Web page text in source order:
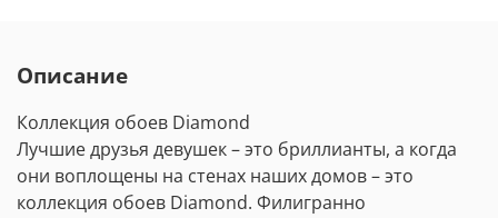
Описание
Коллекция обоев Diamond
Лучшие друзья девушек – это бриллианты, а когда
они воплощены на стенах наших домов – это
коллекция обоев Diamond. Филигранно